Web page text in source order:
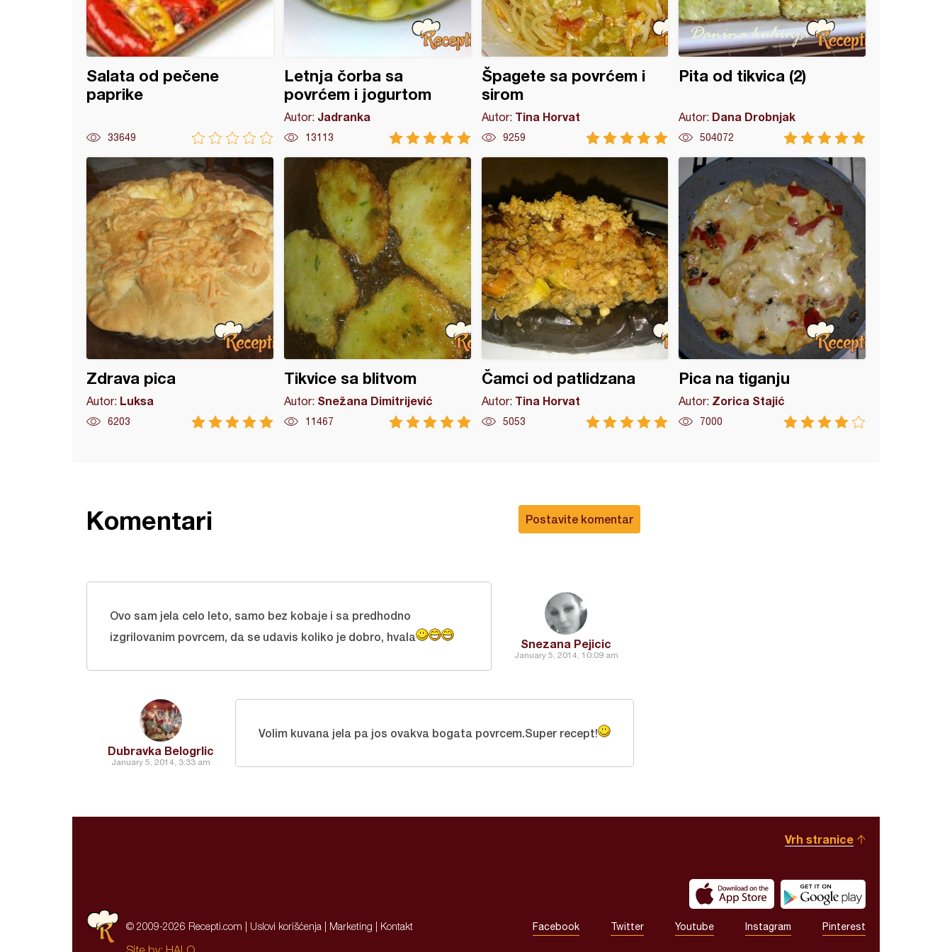
Salata od pečene
paprike
33649
Letnja čorba sa
povrćem i jogurtom
Autor: Jadranka
13113
Špagete sa povrćem i
sirom
Autor: Tina Horvat
9259
Pita od tikvica (2)
Autor: Dana Drobnjak
504072
Zdrava pica
Autor: Luksa
6203
Tikvice sa blitvom
Autor: Snežana Dimitrijević
11467
Čamci od patlidzana
Autor: Tina Horvat
5053
Pica na tiganju
Autor: Zorica Stajić
7000
Postavite komentar
Komentari
Snezana Pejicic
January 5, 2014, 10:09 am
Ovo sam jela celo leto, samo bez kobaje i sa predhodno
izgrilovanim povrcem, da se udavis koliko je dobro, hvala
Dubravka Belogrlic
January 5, 2014, 3:33 am
Volim kuvana jela pa jos ovakva bogata povrcem.Super recept!
Vrh stranice
© 2009-2026 Recepti.com | Uslovi korišćenja Marketing Kontakt Facebook Twitter Youtube Instagram Pinterest